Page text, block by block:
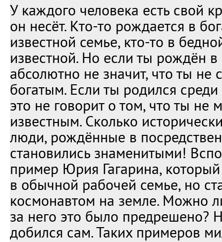
У каждого человека есть свой
он несёт. Кто-то рождается в
известной семье, кто-то в
известной. Но если ты рождён в
абсолютно не значит, что ты не
богатым. Если ты родился
это не говорит о том, что ты не
известным. Сколько
люди, рождённые в
становились знаменитыми!
пример Юрия Гагарина,
в обычной рабочей семье, но
космонавтом на земле. Можно
за него это было предрешено?
добился сам. Таких примеров